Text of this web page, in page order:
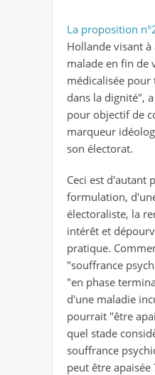
La proposition
Hollande visant à
malade en fin de
médicalisée
dans la dignité",
pour objectif de
marqueur
son électorat.
Ceci est d'autant
formulation,
électoraliste, la
intérêt et
pratique.
"souffrance
"en phase
d'une maladie
pourrait "être
quel stade
souffrance
peut être apaisée